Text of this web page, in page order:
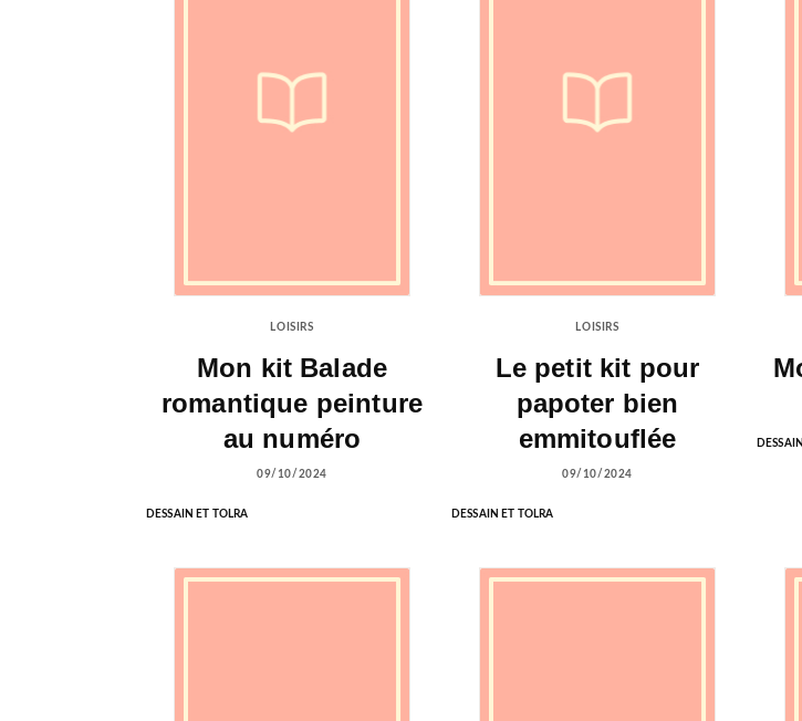
LOISIRS
Mon kit Balade
romantique peinture
au numéro
09/10/2024
DESSAIN ET TOLRA
LOISIRS
Le petit kit pour
papoter bien
emmitouflée
09/10/2024
DESSAIN ET TOLRA